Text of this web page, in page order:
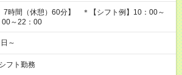
7時間（休憩）60分】 ＊【シフト例】10：00～
00～22：00
～
シフト勤務